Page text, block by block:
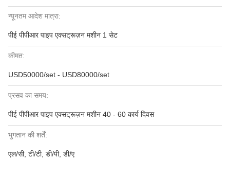
न्यूनतम आदेश मात्रा:
पीई पीपीआर पाइप एक्सट्रूज़न मशीन 1 सेट
कीमत:
USD50000/set - USD80000/set
प्रसव का समय:
पीई पीपीआर पाइप एक्सट्रूज़न मशीन 40 - 60 कार्य दिवस
भुगतान की शर्तें:
एल/सी, टी/टी, डी/पी, डी/ए